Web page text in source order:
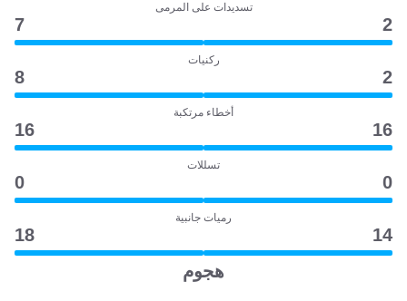
تسديدات على المرمى
2
7
ركنيات
2
8
أخطاء مرتكبة
16
16
تسللات
0
0
رميات جانبية
14
18
هجوم